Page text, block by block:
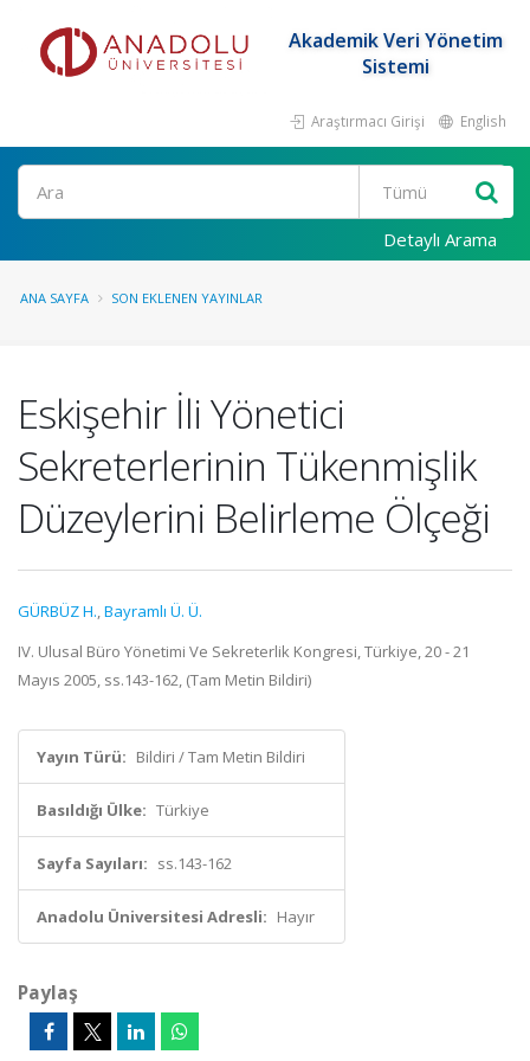
Akademik Veri Yönetim
Sistemi
Araştırmacı Girişi English
Ara
Detaylı Arama
ANA SAYFA SON EKLENEN YAYINLAR
Eskişehir İli Yönetici
Sekreterlerinin Tükenmişlik
Düzeylerini Belirleme Ölçeği
GÜRBÜZ H.,Bayramlı Ü. Ü.
IV. Ulusal Büro Yönetimi Ve Sekreterlik Kongresi, Türkiye, 20 - 21
Mayıs 2005, ss.143-162, (Tam Metin Bildiri)
Yayın Türü: Bildiri / Tam Metin Bildiri
Basıldığı Ülke: Türkiye
Sayfa Sayıları: ss.143-162
Anadolu Üniversitesi Adresli: Hayır
Paylaş